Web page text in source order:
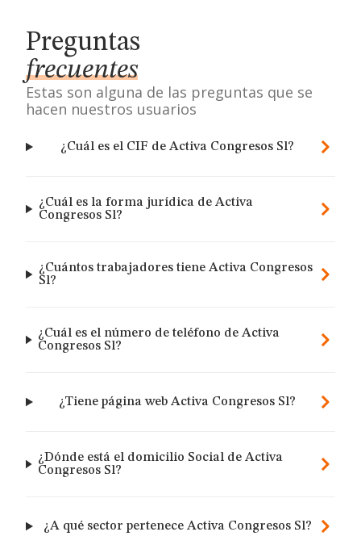
Preguntas
frecuentes
Estas son alguna de las preguntas que se
hacen nuestros usuarios
¿Cuál es el CIF de Activa Congresos Sl?
¿Cuál es la forma jurídica de Activa
Congresos Sl?
¿Cuántos trabajadores tiene Activa Congresos
Sl?
¿Cuál es el número de teléfono de Activa
Congresos Sl?
¿Tiene página web Activa Congresos Sl?
¿Dónde está el domicilio Social de Activa
Congresos Sl?
¿A qué sector pertenece Activa Congresos Sl?